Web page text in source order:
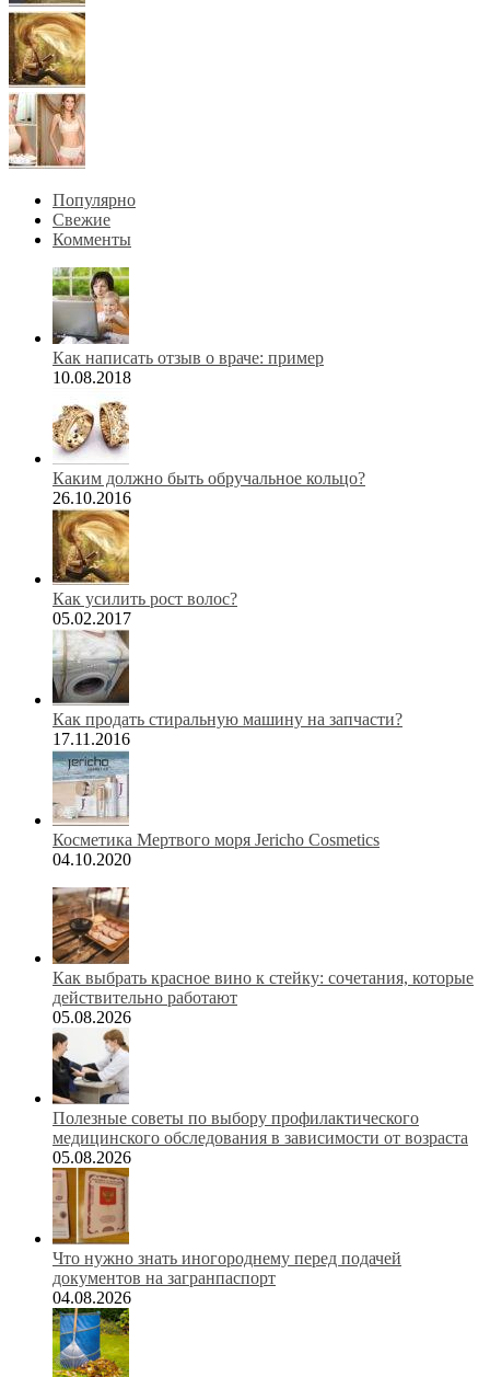
Популярно
Свежие
Комменты
Как написать отзыв о враче: пример
10.08.2018
Каким должно быть обручальное кольцо?
26.10.2016
Как усилить рост волос?
05.02.2017
Как продать стиральную машину на запчасти?
17.11.2016
Косметика Мертвого моря Jericho Cosmetics
04.10.2020
Как выбрать красное вино к стейку: сочетания, которые
действительно работают
05.08.2026
Полезные советы по выбору профилактического
медицинского обследования в зависимости от возраста
05.08.2026
Что нужно знать иногороднему перед подачей
документов на загранпаспорт
04.08.2026